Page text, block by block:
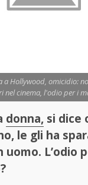
a Hollywood, omicidio:
nel cinema, l'odio per i
donna, si dice
le gli ha
uomo. L’odio